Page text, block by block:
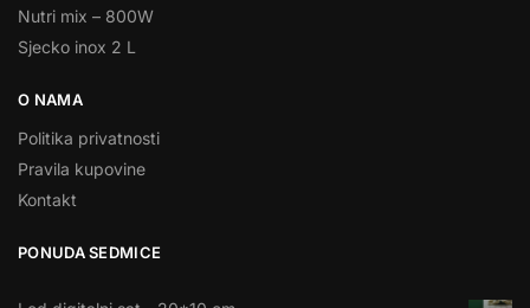
Nutri mix – 800W
Sjecko inox 2 L
O NAMA
Politika privatnosti
Pravila kupovine
Kontakt
PONUDA SEDMICE